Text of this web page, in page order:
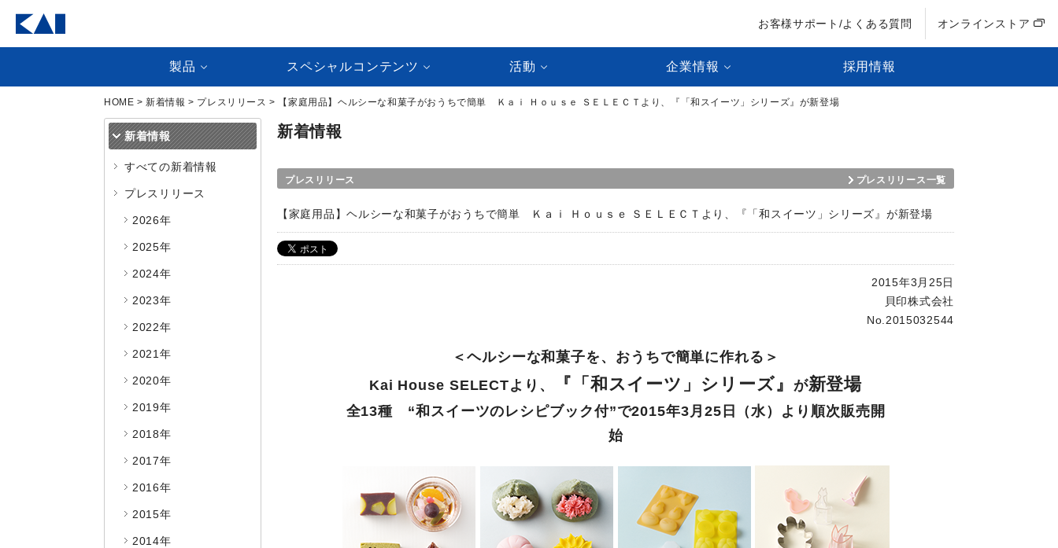
お客様サポート/よくある質問 オンラインストア
製品 スペシャルコンテンツ 活動 企業情報 採用情報
HOME >新着情報 > プレスリリース > 【家庭用品】ヘルシーな和菓子がおうちで簡単 Ｋａｉ Ｈｏｕｓｅ ＳＥＬＥＣＴより、『「和スイーツ」シリーズ』が新登場
新着情報
プレスリリース プレスリリース一覧
【家庭用品】ヘルシーな和菓子がおうちで簡単 Ｋａｉ Ｈｏｕｓｅ ＳＥＬＥＣＴより、『「和スイーツ」シリーズ』が新登場
2015年3月25日
貝印株式会社
No.2015032544
＜ヘルシーな和菓子を、おうちで簡単に作れる＞
Kai House SELECTより、
『「和スイーツ」シリーズ』 が新登場
全13種 “和スイーツのレシピブック付”で2015年3月25日（水）より順次販売開
始
新着情報
すべての新着情報
プレスリリース
2026年
2025年
2024年
2023年
2022年
2021年
2020年
2019年
2018年
2017年
2016年
2015年
2014年